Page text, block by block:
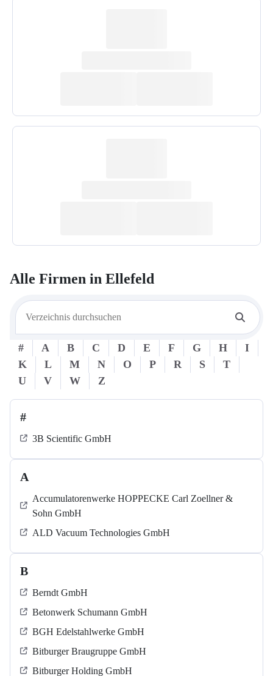
Alle Firmen in Ellefeld
# A B C D E F G H
I
K
L M N O P R S
T
U
V W Z
#
3B Scientific GmbH
A
Accumulatorenwerke HOPPECKE Carl Zoellner &
Sohn GmbH
ALD Vacuum Technologies GmbH
B
Berndt GmbH
Betonwerk Schumann GmbH
BGH Edelstahlwerke GmbH
Bitburger Braugruppe GmbH
Bitburger Holding GmbH